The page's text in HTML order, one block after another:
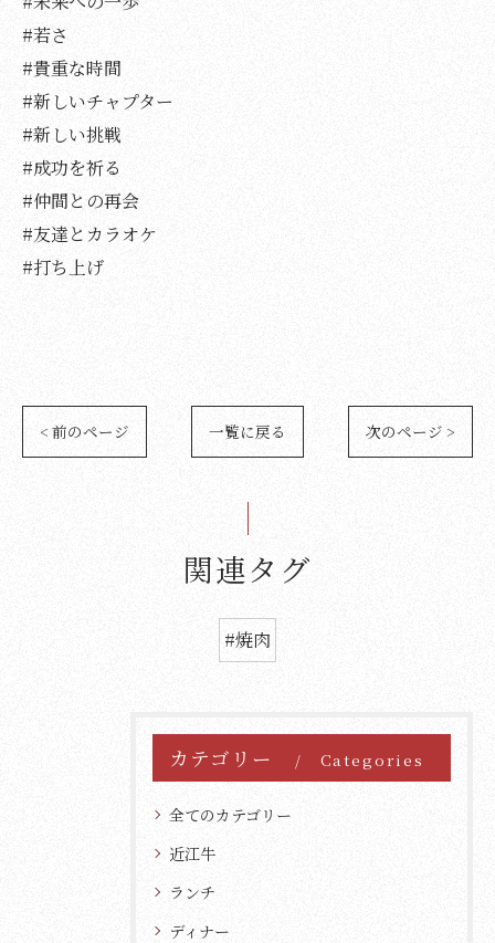
#若さ
#貴重な時間
#新しいチャプター
#新しい挑戦
#成功を祈る
#仲間との再会
#友達とカラオケ
#打ち上げ
< 前のページ 一覧に戻る 次のページ >
関連タグ
#焼肉
カテゴリー Categories
全てのカテゴリー
近江牛
ランチ
ディナー